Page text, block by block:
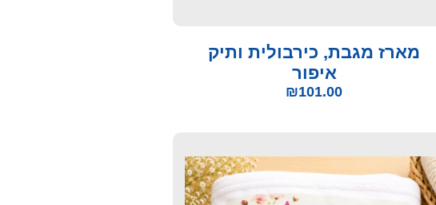
מארז מגבת, כירבולית ותיק
איפור
₪101.00